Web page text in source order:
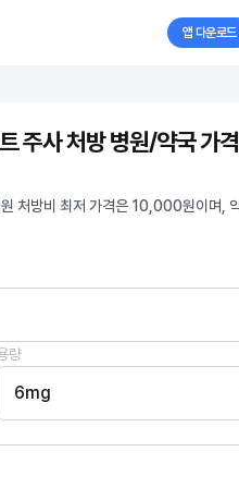
앱 다운로드
주사 처방 병원/약국 가
처방비 최저 가격은 10,000원이며,
량
6mg